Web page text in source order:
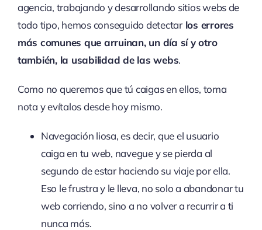
agencia, trabajando y desarrollando sitios webs de
todo tipo, hemos conseguido detectarlos errores
más comunes que arruinan, un día sí y otro
también, la usabilidad de las webs.
Como no queremos que tú caigas en ellos, toma
nota y evítalos desde hoy mismo.
Navegación liosa, es decir, que el usuario
caiga en tu web, navegue y se pierda al
segundo de estar haciendo su viaje por ella.
Eso le frustra y le lleva, no solo a abandonar tu
web corriendo, sino a no volver a recurrir a ti
nunca más.